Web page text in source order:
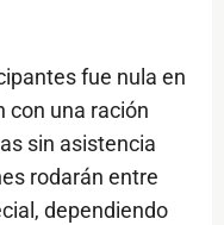
fue nula en
con una ración
sin asistencia
rodarán entre
dependiendo